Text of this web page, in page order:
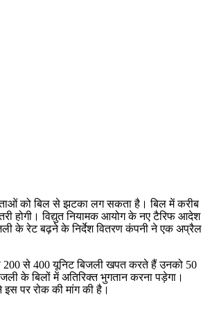
को बिल से झटका लग सकता है। बिल में करीब
होगी। विद्युत नियामक आयोग के नए टैरिफ आदेश
के रेट बढ़ने के निर्देश वितरण कंपनी ने एक अप्रैल
से 400 यूनिट बिजली खपत करते हैं उनको 50
के बिलों में अतिरिक्त भुगतान करना पड़ेगा।
इस पर रोक की मांग की है।